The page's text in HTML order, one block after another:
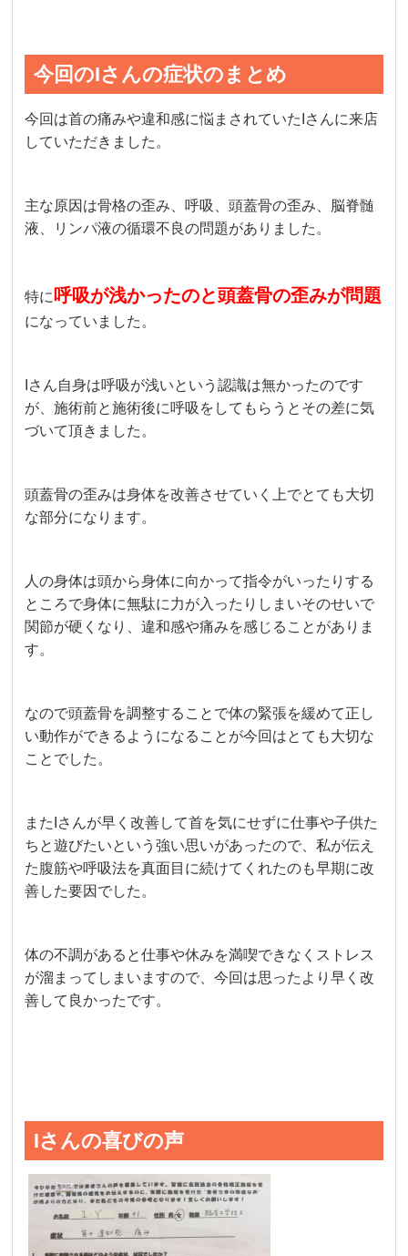
今回のIさんの症状のまとめ
今回は首の痛みや違和感に悩まされていたIさんに来店
していただきました。
主な原因は骨格の歪み、呼吸、頭蓋骨の歪み、脳脊髄
液、リンパ液の循環不良の問題がありました。
特に呼吸が浅かったのと頭蓋骨の歪みが問題
になっていました。
Iさん自身は呼吸が浅いという認識は無かったのです
が、施術前と施術後に呼吸をしてもらうとその差に気
づいて頂きました。
頭蓋骨の歪みは身体を改善させていく上でとても大切
な部分になります。
人の身体は頭から身体に向かって指令がいったりする
ところで身体に無駄に力が入ったりしまいそのせいで
関節が硬くなり、違和感や痛みを感じることがありま
す。
なので頭蓋骨を調整することで体の緊張を緩めて正し
い動作ができるようになることが今回はとても大切な
ことでした。
またIさんが早く改善して首を気にせずに仕事や子供た
ちと遊びたいという強い思いがあったので、私が伝え
た腹筋や呼吸法を真面目に続けてくれたのも早期に改
善した要因でした。
体の不調があると仕事や休みを満喫できなくストレス
が溜まってしまいますので、今回は思ったより早く改
善して良かったです。
Iさんの喜びの声